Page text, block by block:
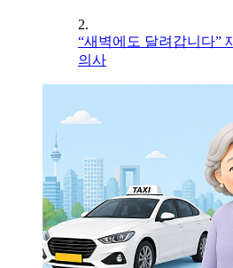
2.
“새벽에도 달려갑니다”
의사